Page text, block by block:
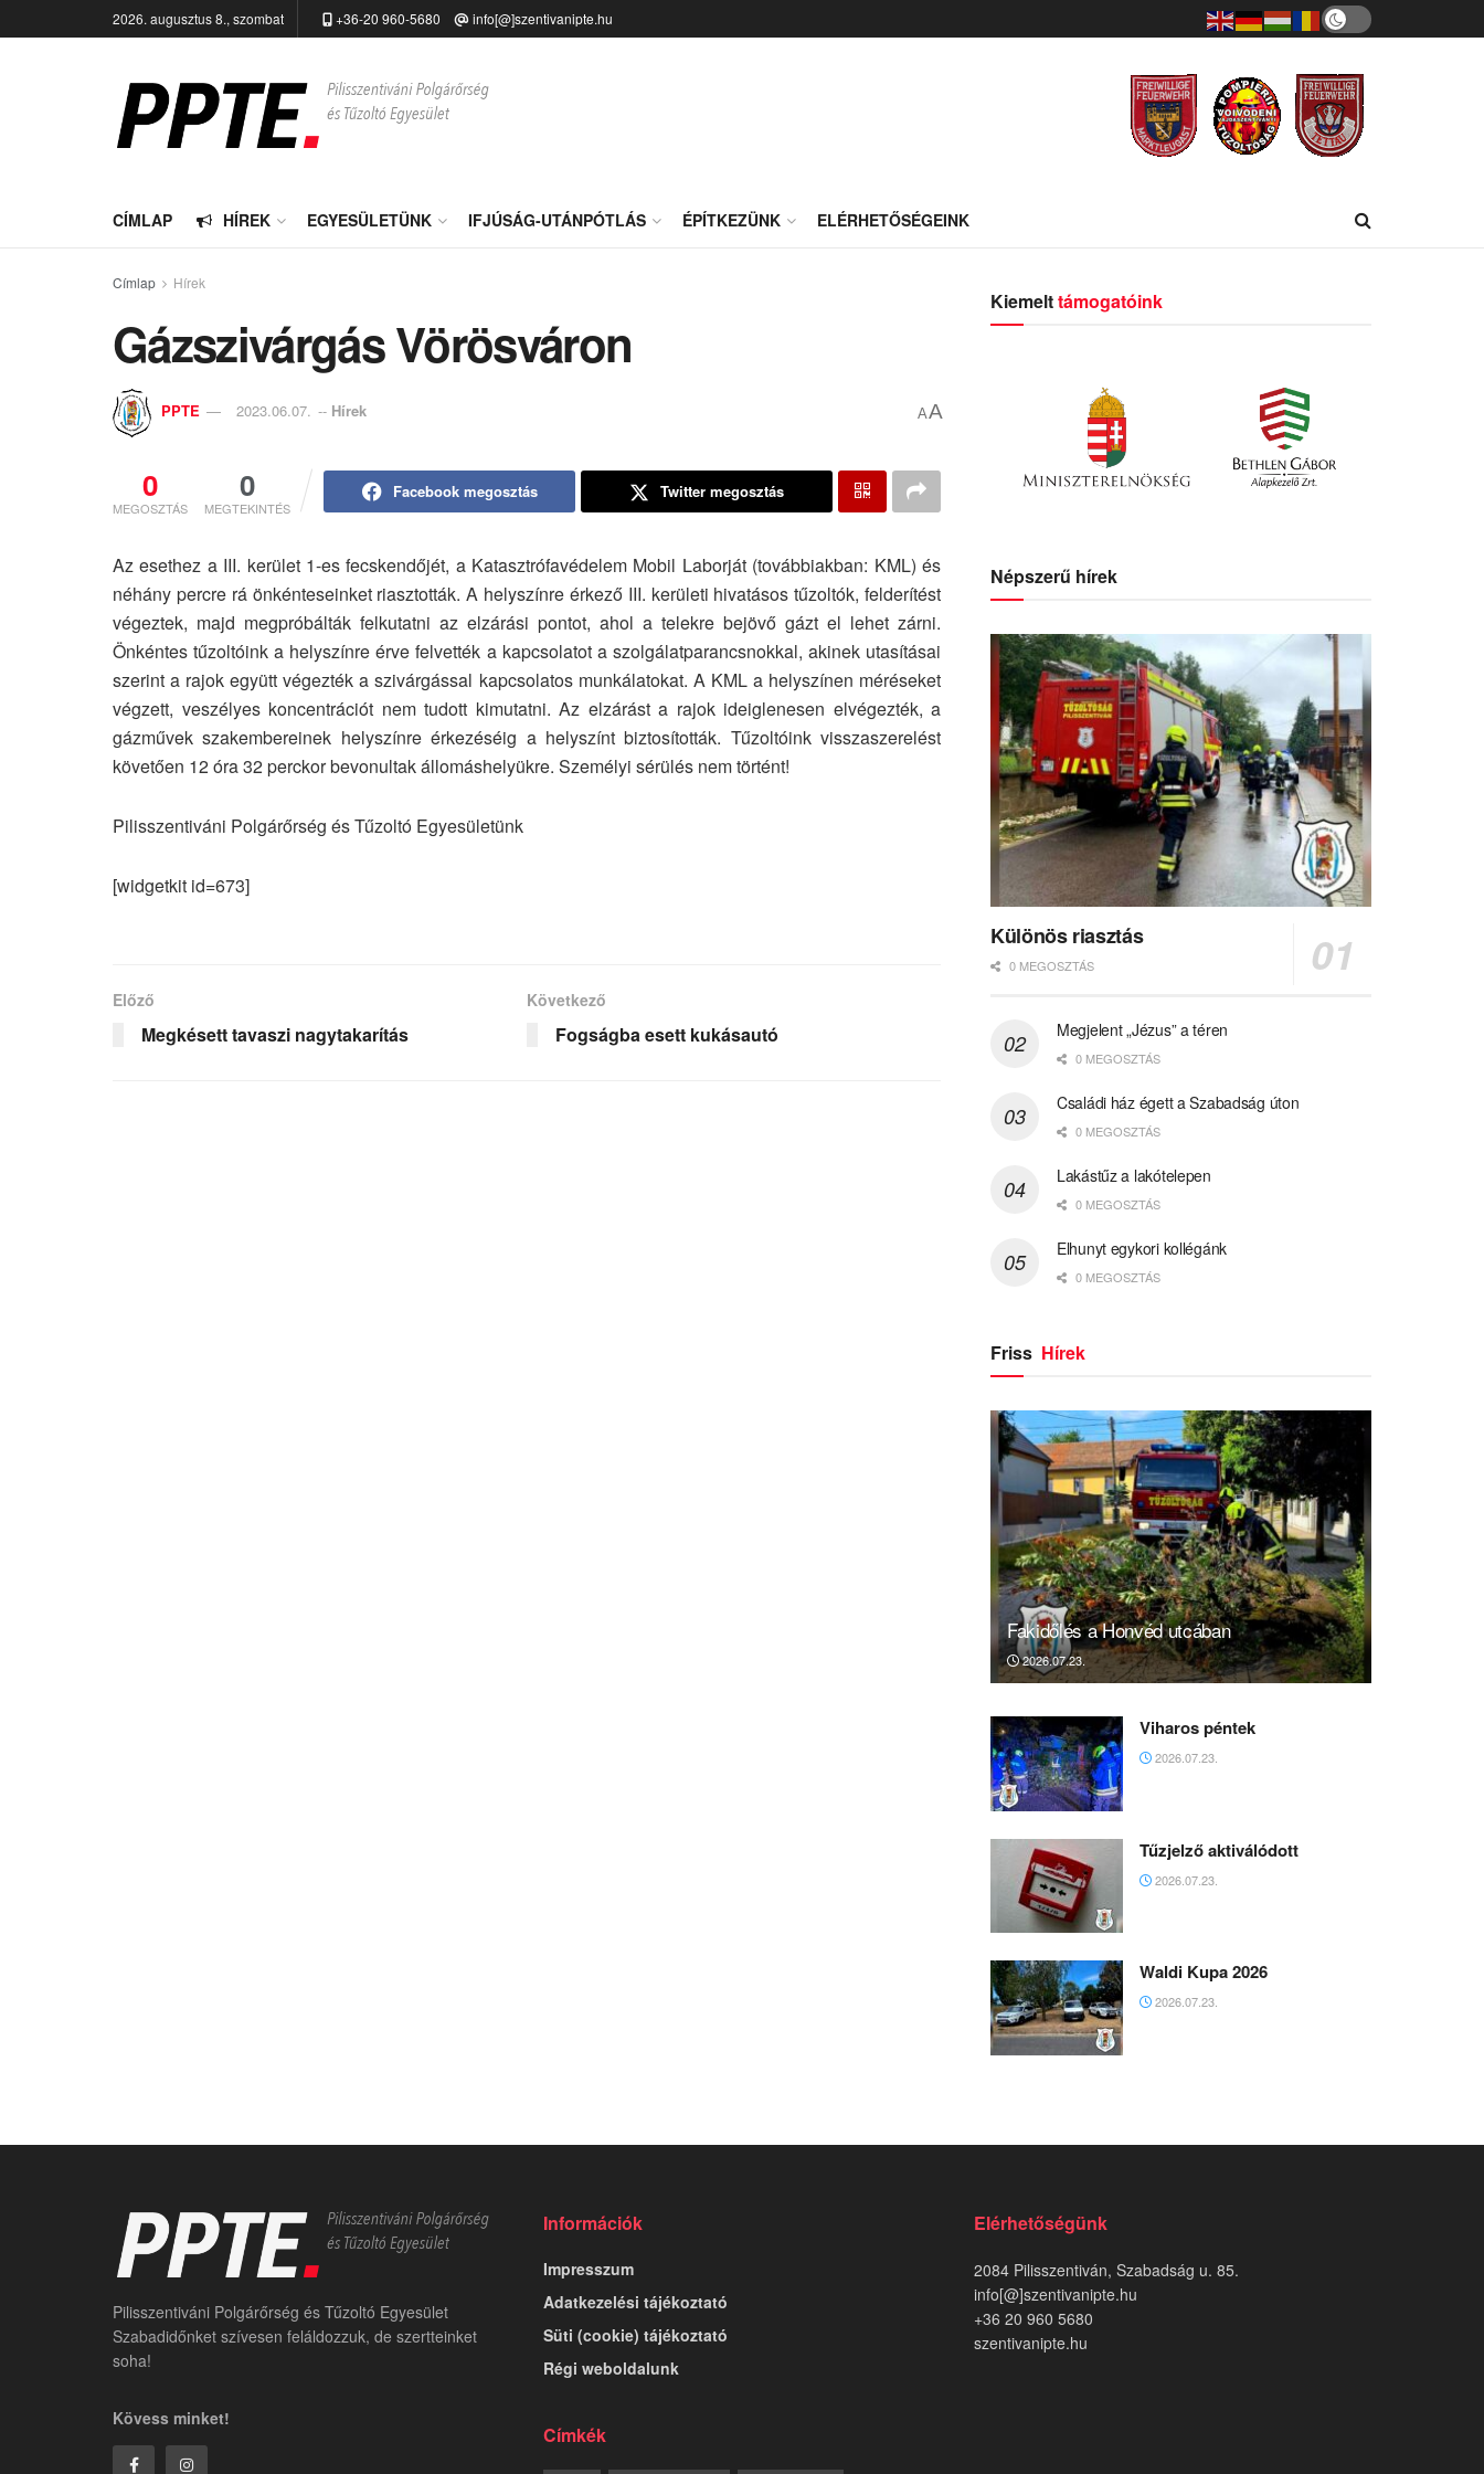
2026. augusztus 8., szombat +36-20 960-5680 info[@]szentivanipte.hu
CÍMLAP HÍREK EGYESÜLETÜNK IFJÚSÁG-UTÁNPÓTLÁS ÉPÍTKEZÜNK ELÉRHETŐSÉGEINK
Címlap Hírek
Gázszivárgás Vörösváron
PPTE 2023.06.07. -- Hírek AA
0
MEGOSZTÁS
0
MEGTEKINTÉS
Facebook megosztás Twitter megosztás
Az esethez a III. kerület 1-es fecskendőjét, a Katasztrófavédelem Mobil Laborját (továbbiakban: KML) és
néhány percre rá önkénteseinket riasztották. A helyszínre érkező III. kerületi hivatásos tűzoltók, felderítést
végeztek, majd megpróbálták felkutatni az elzárási pontot, ahol a telekre bejövő gázt el lehet zárni.
Önkéntes tűzoltóink a helyszínre érve felvették a kapcsolatot a szolgálatparancsnokkal, akinek utasításai
szerint a rajok együtt végezték a szivárgással kapcsolatos munkálatokat. A KML a helyszínen méréseket
végzett, veszélyes koncentrációt nem tudott kimutatni. Az elzárást a rajok ideiglenesen elvégezték, a
gázművek szakembereinek helyszínre érkezéséig a helyszínt biztosították. Tűzoltóink visszaszerelést
követően 12 óra 32 perckor bevonultak állomáshelyükre. Személyi sérülés nem történt!
Pilisszentiváni Polgárőrség és Tűzoltó Egyesületünk
[widgetkit id=673]
Előző
Megkésett tavaszi nagytakarítás
Következő
Fogságba esett kukásautó
Kiemelttámogatóink
Népszerű hírek
Különös riasztás
0 MEGOSZTÁS
Megjelent „Jézus” a téren
0 MEGOSZTÁS
Családi ház égett a Szabadság úton
0 MEGOSZTÁS
Lakástűz a lakótelepen
0 MEGOSZTÁS
Elhunyt egykori kollégánk
0 MEGOSZTÁS
Friss Hírek
Fakidőlés a Honvéd utcában
2026.07.23.
Viharos péntek
2026.07.23.
Tűzjelző aktiválódott
2026.07.23.
Waldi Kupa 2026
2026.07.23.
Pilisszentiváni Polgárőrség és Tűzoltó Egyesület
Szabadidőnket szívesen feláldozzuk, de szertteinket
soha!
Kövess minket!
Információk
Impresszum
Adatkezelési tájékoztató
Süti (cookie) tájékoztató
Régi weboldalunk
Címkék
Elérhetőségünk
2084 Pilisszentiván, Szabadság u. 85.
info[@]szentivanipte.hu
+36 20 960 5680
szentivanipte.hu